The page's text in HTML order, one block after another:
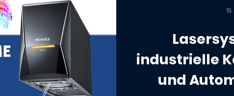
industrielle
und